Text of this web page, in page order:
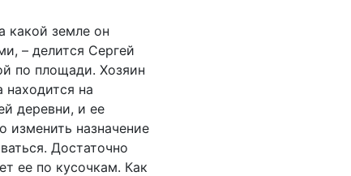
какой земле он
– делится Сергей
по площади. Хозяин
находится на
деревни, и ее
изменить назначение
Достаточно
ее по кусочкам. Как